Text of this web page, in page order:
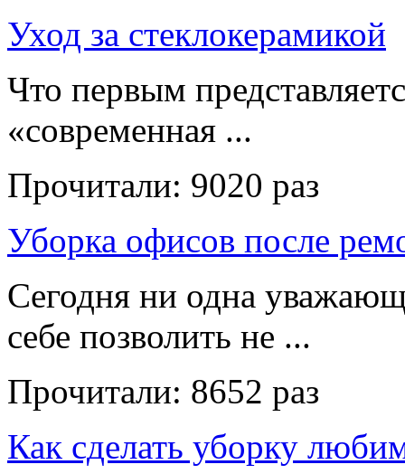
Уход за стеклокерамикой
Что первым
«современная ...
Прочитали: 9020 раз
Уборка офисов после
Сегодня ни одна
себе позволить не ...
Прочитали: 8652 раз
Как сделать уборку